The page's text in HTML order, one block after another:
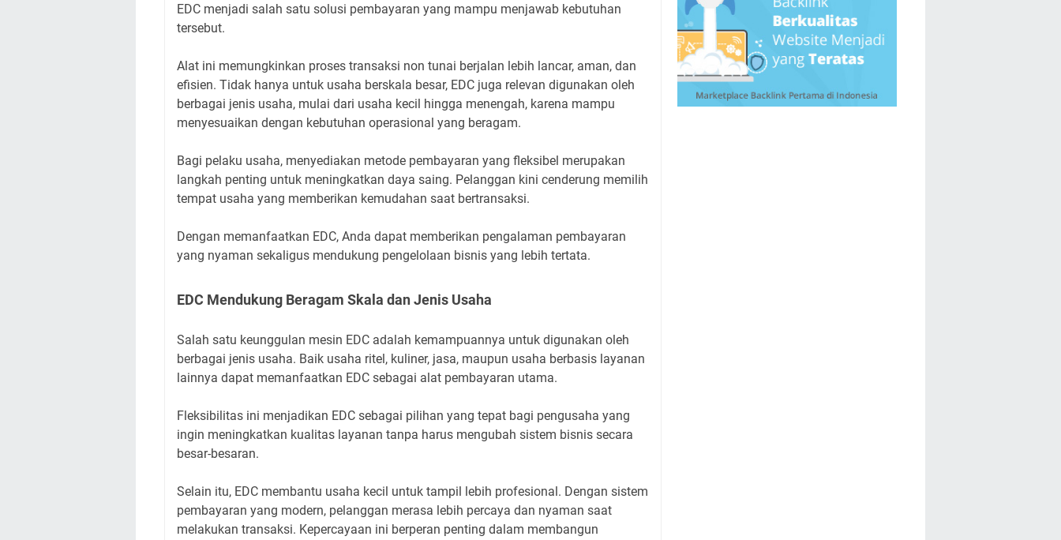
EDC menjadi salah satu solusi pembayaran yang mampu menjawab kebutuhan
tersebut.
Alat ini memungkinkan proses transaksi non tunai berjalan lebih lancar, aman, dan
efisien. Tidak hanya untuk usaha berskala besar, EDC juga relevan digunakan oleh
berbagai jenis usaha, mulai dari usaha kecil hingga menengah, karena mampu
menyesuaikan dengan kebutuhan operasional yang beragam.
Bagi pelaku usaha, menyediakan metode pembayaran yang fleksibel merupakan
langkah penting untuk meningkatkan daya saing. Pelanggan kini cenderung memilih
tempat usaha yang memberikan kemudahan saat bertransaksi.
Dengan memanfaatkan EDC, Anda dapat memberikan pengalaman pembayaran
yang nyaman sekaligus mendukung pengelolaan bisnis yang lebih tertata.
EDC Mendukung Beragam Skala dan Jenis Usaha
Salah satu keunggulan mesin EDC adalah kemampuannya untuk digunakan oleh
berbagai jenis usaha. Baik usaha ritel, kuliner, jasa, maupun usaha berbasis layanan
lainnya dapat memanfaatkan EDC sebagai alat pembayaran utama.
Fleksibilitas ini menjadikan EDC sebagai pilihan yang tepat bagi pengusaha yang
ingin meningkatkan kualitas layanan tanpa harus mengubah sistem bisnis secara
besar-besaran.
Selain itu, EDC membantu usaha kecil untuk tampil lebih profesional. Dengan sistem
pembayaran yang modern, pelanggan merasa lebih percaya dan nyaman saat
melakukan transaksi. Kepercayaan ini berperan penting dalam membangun